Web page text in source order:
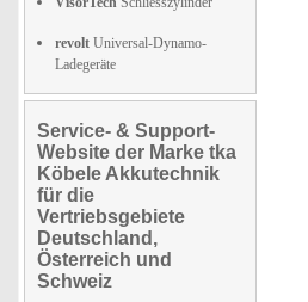
revolt Universal-Dynamo-
Ladegeräte
Service- & Support-
Website der Marke tka
Köbele Akkutechnik
für die
Vertriebsgebiete
Deutschland,
Österreich und
Schweiz